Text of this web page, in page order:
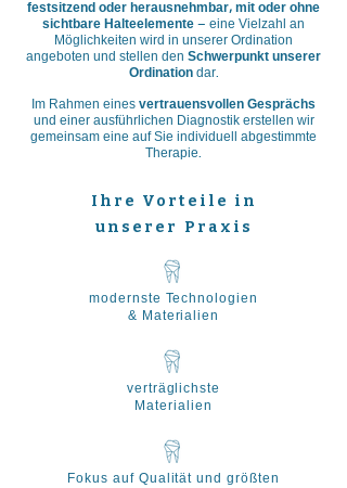
festsitzend oder herausnehmbar, mit oder ohne
sichtbare Halteelemente – eine Vielzahl an
Möglichkeiten wird in unserer Ordination
angeboten und stellen den Schwerpunkt unserer
Ordinationdar.
Im Rahmen eines vertrauensvollen Gesprächs
und einer ausführlichen Diagnostik erstellen wir
gemeinsam eine auf Sie individuell abgestimmte
Therapie.
Ihre Vorteile in
unserer Praxis
modernste Technologien
& Materialien
verträglichste
Materialien
Fokus auf Qualität und größten